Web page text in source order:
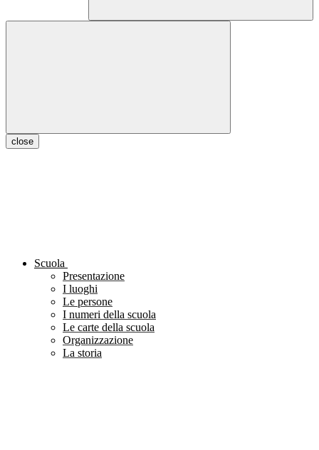
close
Scuola
Presentazione
I luoghi
Le persone
I numeri della scuola
Le carte della scuola
Organizzazione
La storia